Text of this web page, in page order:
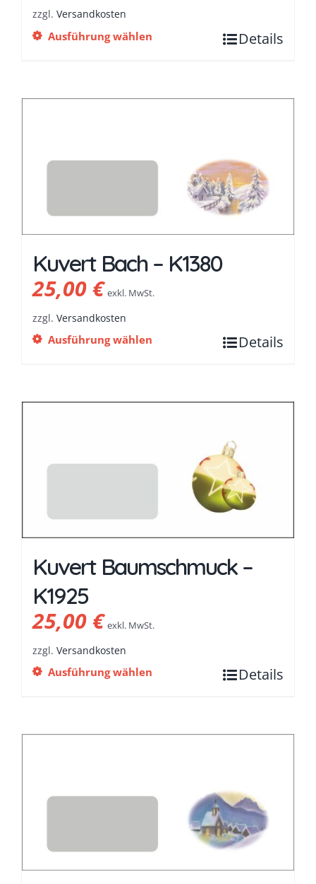
zzgl. Versandkosten
Ausführung wählen Details
Kuvert Bach – K1380
25,00€ exkl. MwSt.
zzgl. Versandkosten
Ausführung wählen Details
Kuvert Baumschmuck –
K1925
25,00€ exkl. MwSt.
zzgl. Versandkosten
Ausführung wählen Details